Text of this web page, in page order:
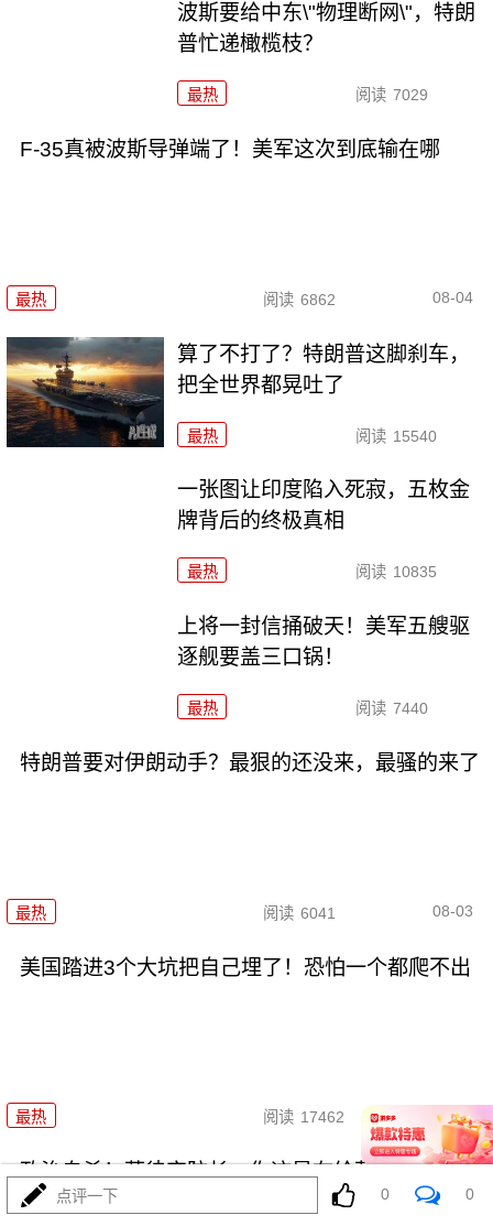
波斯要给中东\"物理断网\"，特朗
普忙递橄榄枝？
最热 阅读 7029
F-35真被波斯导弹端了！美军这次到底输在哪
最热 阅读 6862 08-04
算了不打了？特朗普这脚刹车，
把全世界都晃吐了
最热 阅读 15540
一张图让印度陷入死寂，五枚金
牌背后的终极真相
最热 阅读 10835
上将一封信捅破天！美军五艘驱
逐舰要盖三口锅！
最热 阅读 7440
特朗普要对伊朗动手？最狠的还没来，最骚的来了
最热 阅读 6041 08-03
美国踏进3个大坑把自己埋了！恐怕一个都爬不出
最热 阅读 17462 08-03
政治自杀！菲律宾防长，你这是在给菲律宾掘墓！
点评一下 0 0